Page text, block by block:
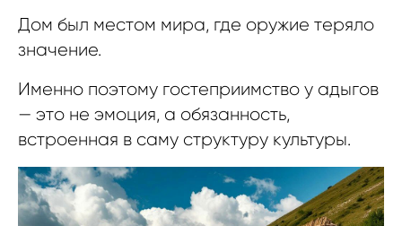
Дом был местом мира, где оружие теряло
значение.
Именно поэтому гостеприимство у адыгов
— это не эмоция, а обязанность,
встроенная в саму структуру культуры.